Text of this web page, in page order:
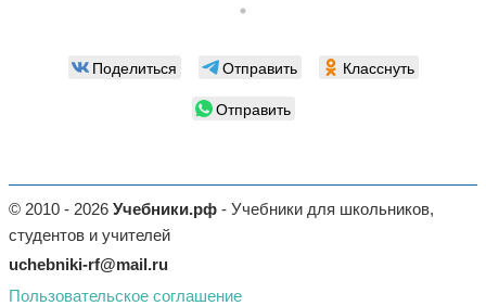
Поделиться Отправить
Класснуть
Отправить
© 2010 - 2026 Учебники.рф - Учебники для школьников,
студентов и учителей
uchebniki-rf@mail.ru
Пользовательское соглашение